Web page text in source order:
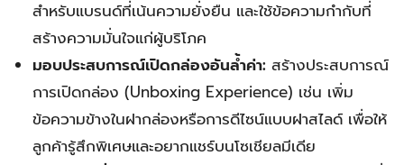
สำหรับแบรนด์ที่เน้นความยั่งยืน และใช้ข้อความกำกับที่
สร้างความมั่นใจแก่ผู้บริโภค
มอบประสบการณ์เปิดกล่องอันล้ำค่า:สร้างประสบการณ์
การเปิดกล่อง (Unboxing Experience) เช่น เพิ่ม
ข้อความข้างในฝากล่องหรือการดีไซน์แบบฝาสไลด์ เพื่อให้
ลูกค้ารู้สึกพิเศษและอยากแชร์บนโซเชียลมีเดีย